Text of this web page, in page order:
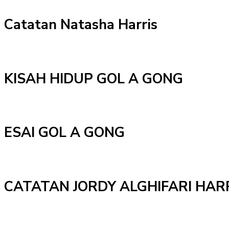
Catatan Natasha Harris
KISAH HIDUP GOL A GONG
ESAI GOL A GONG
CATATAN JORDY ALGHIFARI